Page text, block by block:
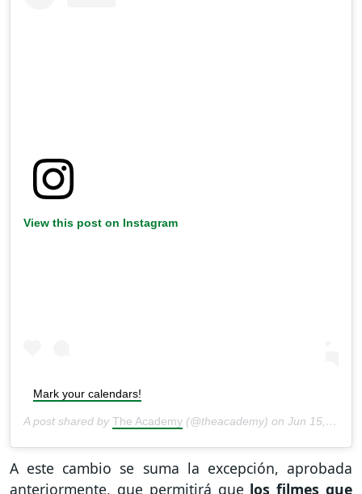
View this post on Instagram
Mark your calendars!
A post shared by The Academy (@theacademy) on Jun 15, 2020 at 11:32am PDT
A este cambio se suma la excepción, aprobada
anteriormente, que permitirá que los filmes que